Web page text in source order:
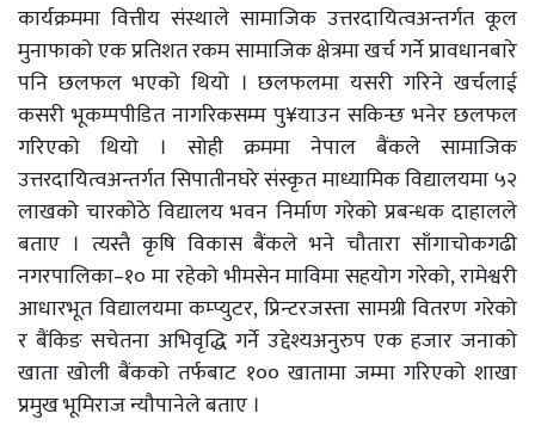
कार्यक्रममा वित्तीय संस्थाले सामाजिक उत्तरदायित्वअन्तर्गत कूल
मुनाफाको एक प्रतिशत रकम सामाजिक क्षेत्रमा खर्च गर्ने प्रावधानबारे
पनि छलफल भएको थियो । छलफलमा यसरी गरिने खर्चलाई
कसरी भूकम्पपीडित नागरिकसम्म पु¥याउन सकिन्छ भनेर छलफल
गरिएको थियो । सोही क्रममा नेपाल बैंकले सामाजिक
उत्तरदायित्वअन्तर्गत सिपातीनघरे संस्कृत माध्यामिक विद्यालयमा ५२
लाखको चारकोठे विद्यालय भवन निर्माण गरेको प्रबन्धक दाहालले
बताए । त्यस्तै कृषि विकास बैंकले भने चौतारा साँगाचोकगढी
नगरपालिका–१० मा रहेको भीमसेन माविमा सहयोग गरेको, रामेश्वरी
आधारभूत विद्यालयमा कम्प्युटर, प्रिन्टरजस्ता सामग्री वितरण गरेको
र बैंकिङ सचेतना अभिवृद्धि गर्ने उद्देश्यअनुरुप एक हजार जनाको
खाता खोली बैंकको तर्फबाट १०० खातामा जम्मा गरिएको शाखा
प्रमुख भूमिराज न्यौपानेले बताए ।